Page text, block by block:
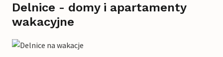
Delnice - domy i apartamenty
wakacyjne